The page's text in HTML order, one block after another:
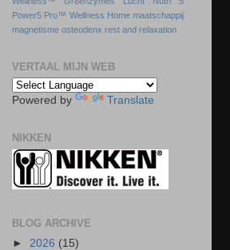
Power5 Pro™ Wellness Home maatschappij
magnetisme osteodenx rest and relaxation
VERTAAL MIJN WEB
Powered by Translate
NIKKEN
BLOG ARCHIVE
► 2026 (15)